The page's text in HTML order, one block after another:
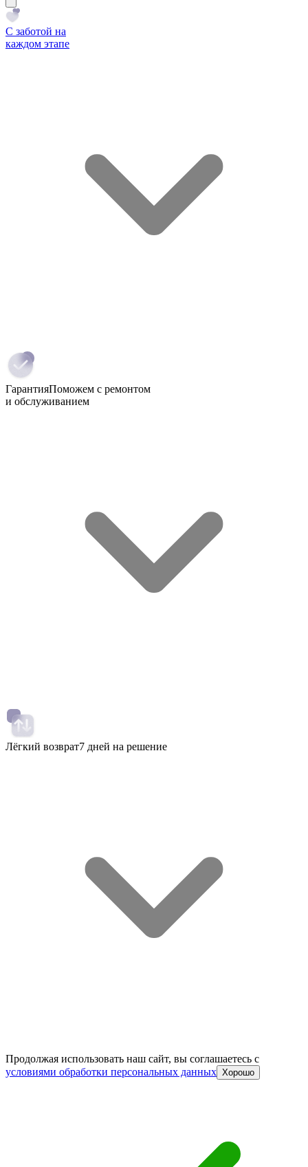
С заботой на
каждом этапе
ГарантияПоможем с ремонтом
и обслуживанием
Лёгкий возврат7 дней на решение
Продолжая использовать наш сайт, вы соглашаетесь c
условиями обработки персональных данных Хорошо